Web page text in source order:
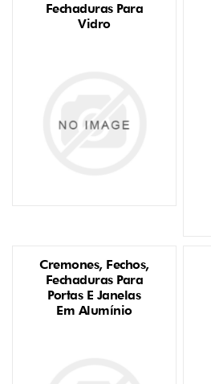
Fechaduras Para
Vidro
Cremones, Fechos,
Fechaduras Para
Portas E Janelas
Em Alumínio